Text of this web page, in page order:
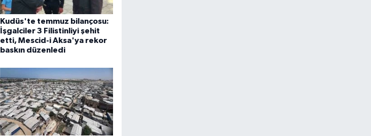
Kudüs'te temmuz bilançosu:
İşgalciler 3 Filistinliyi şehit
etti, Mescid-i Aksa'ya rekor
baskın düzenledi